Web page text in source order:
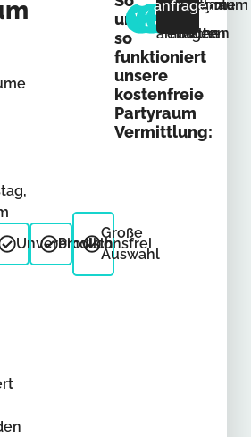
Unverbindlich
Provisionsfrei
Große
Auswahl
und
so
funktioniert
unsere
kostenfreie
Partyraum
Vermittlung:
Partyraum
anfragen
Angebote
erhalten
Partyraum
buchen
anfragen